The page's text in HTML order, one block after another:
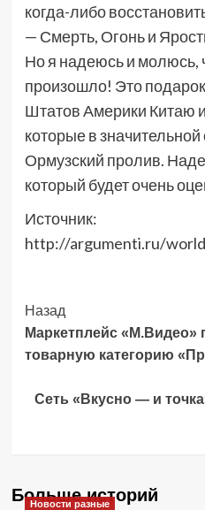
когда-либо
— Смерть, Огонь и
Но я надеюсь и молюсь,
произошло! Это
Штатов Америки Китаю
которые в
Ормузский пролив.
который будет очень
Источник:
http://argumenti.ru/
Post
Navigation
Назад
Маркетплейс «М.Видео»
товарную категорию
Сеть «Вкусно — и
Больше историй
Новости разные